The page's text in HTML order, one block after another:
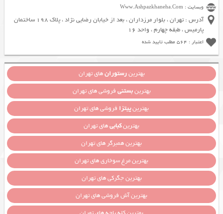
وبسایت : Www.Ashpazkhaneha.Com
آدرس : تهران ، بلوار مرزداران ، بعد از خیابان رضایی نژاد ، پلاک 198 ساختمان
پارمیس ، طبقه چهارم ، واحد 16
اعتبار : 564 مطلب تایید شده
بهترینرستورانهای تهران
بهترینبستنی فروشی های تهران
بهترینپیتزا فروشی های تهران
بهترینکبابیهای تهران
بهترین همبرگر های تهران
بهترین مرغ سوخاری های تهران
بهترین جگرکی های تهران
بهترین آش فروشی های تهران